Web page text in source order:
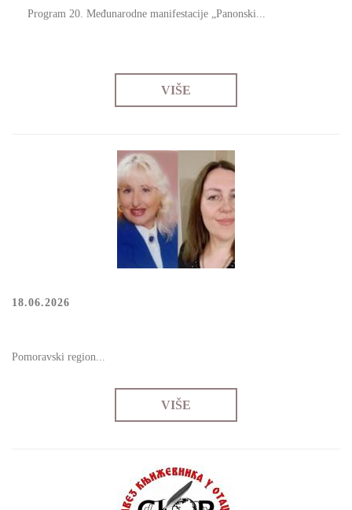
Prоgrаm 20. Меđunаrоdnе mаnifеstаciје „Pаnоnski...
VIŠE
18.06.2026
Pоmоrаvski rеgiоn...
VIŠE